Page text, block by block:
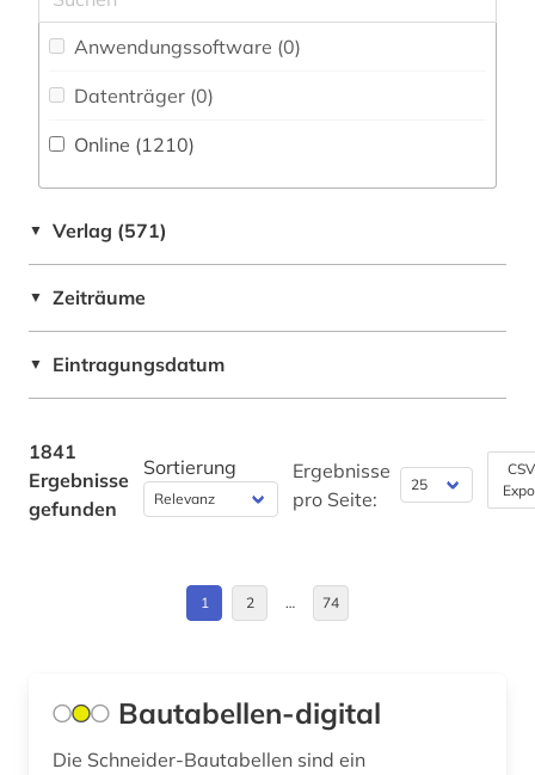
alte sorte (1)
alternative (1)
altertum (1)
aluminium (1)
amager (1)
amerikanisches englisch (1)
amphibien (1)
amtliche statistik (1)
Belgien (8)
Berlin (3)
Daenemark (81)
Deutschland (DDR) (11)
Anwendungssoftware (0)
Datenträger (0)
Online (1210)
▼ Verlag (571)
▼ Zeiträume
▼ Eintragungsdatum
1841
Ergebnisse
gefunden
Sortierung
Ergebnisse
pro Seite:
1 2 … 74
Bautabellen-digital
Die Schneider-Bautabellen sind ein